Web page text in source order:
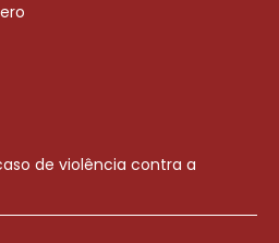
de violência contra a